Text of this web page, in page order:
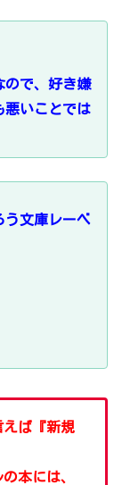
ので、好き嫌
悪いことでは
う文庫レーベ
ば『新規
本には、